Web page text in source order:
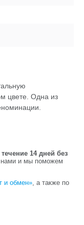
цвете. Одна из
14 дней без
нами и мы поможем
и обмен», а также по